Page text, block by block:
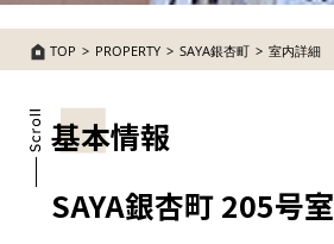
TOP PROPERTY SAYA銀杏町 室内詳細
基本情報
SAYA銀杏町 205号室